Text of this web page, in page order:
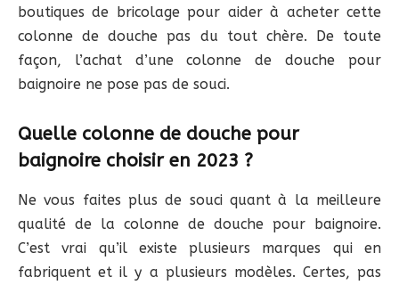
boutiques de bricolage pour aider à acheter cette
colonne de douche pas du tout chère. De toute
façon, l’achat d’une colonne de douche pour
baignoire ne pose pas de souci.
Quelle colonne de douche pour
baignoire choisir en 2023 ?
Ne vous faites plus de souci quant à la meilleure
qualité de la colonne de douche pour baignoire.
C’est vrai qu’il existe plusieurs marques qui en
fabriquent et il y a plusieurs modèles. Certes, pas